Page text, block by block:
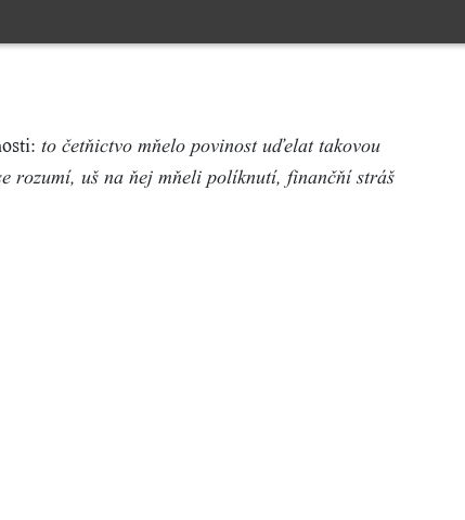
to četňictvo mňelo povinost uďelat takovou
rozumí, uš na ňej mňeli políknutí, finančňí stráš